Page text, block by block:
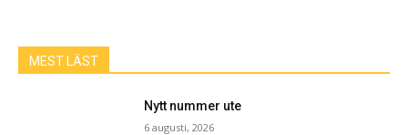
MEST LÄST
Nytt nummer ute
6 augusti, 2026